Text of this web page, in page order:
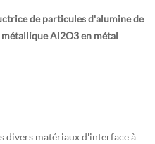
de particules d'alumine de
Al2O3 en métal
divers matériaux d'interface à